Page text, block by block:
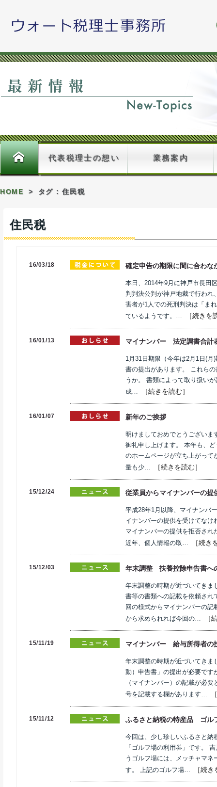
ホーム
代表税理士の想い 業務案内
HOME > タグ : 住民税
住民税
16/03/18 確定申告の期限に間に合わ
本日、2014年9月に神戸市長田
判判決公判が神戸地裁で行わ
害者が1人での死刑判決は「ま
ているようです。…
［続きを
16/01/13 マイナンバー 法定調書合
1月31日期限（今年は2月1日(
書の提出があります。 これら
うか。 書類によって取り扱い
成…
［続きを読む］
16/01/07 新年のご挨拶
明けましておめでとうござい
御礼申し上げます。 本年も、
のホームページが立ち上がって
量も少…
［続きを読む］
15/12/24 従業員からマイナンバーの提
平成28年1月以降、マイナンバ
イナンバーの提供を受けてな
マイナンバーの提供を拒否さ
近年、個人情報の取…
［続き
15/12/03 年末調整 扶養控除申告書へ
年末調整の時期が近づいてきま
書等の書類への記載を依頼され
回の様式からマイナンバーの
から求められれば今回の…
［
15/11/19 マイナンバー 給与所得者の
年末調整の時期が近づいてきま
動）申告書」の提出が必要です
（マイナンバー）の記載が必
号を記載する欄があります…
15/11/12 ふるさと納税の特産品 ゴル
今回は、少し珍しいふるさと納
「ゴルフ場の利用券」です。
うゴルフ場には、メッチャマ
す。 上記のゴルフ場…
［続